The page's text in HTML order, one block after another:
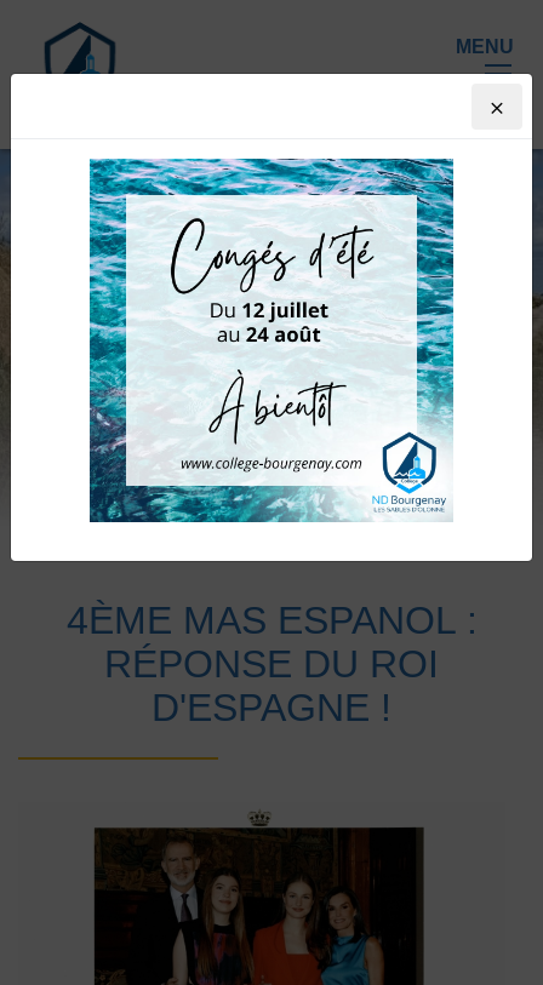
4ÈME MAS ESPANOL :
RÉPONSE DU ROI
D'ESPAGNE !